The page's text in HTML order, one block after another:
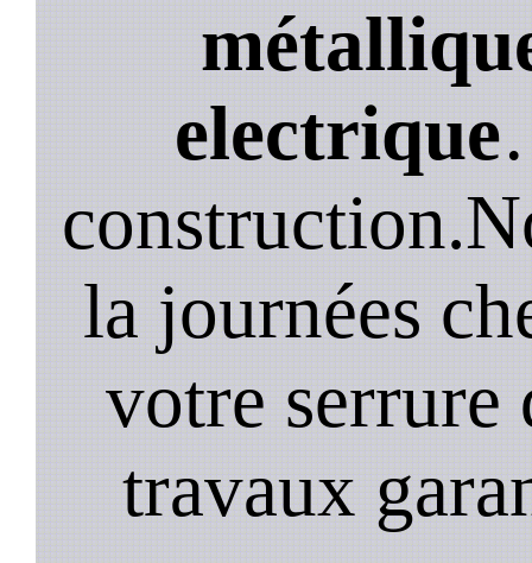
electrique
la journées
votre serrure
travaux